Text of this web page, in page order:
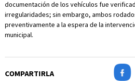
documentación de los vehículos fue
irregularidades; sin embargo, ambos
preventivamente a la espera de la
municipal.
COMPARTIRLA